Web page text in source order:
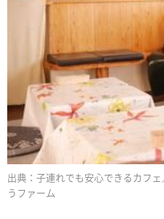
子連れでも安心できるカフ
うファーム